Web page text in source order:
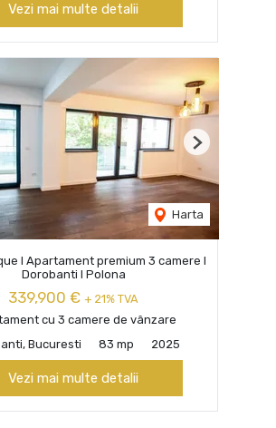
Vezi mai multe detalii
Harta
Next
I Apartament premium 3 camere I
Dorobanti I Polona
339,900 € + 21% TVA
cu 3 camere de vânzare
Bucuresti
83 mp 2025
Vezi mai multe detalii